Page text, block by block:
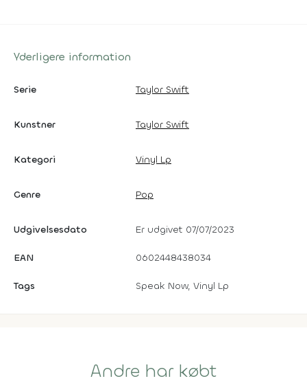
Yderligere information
Serie Taylor Swift
Kunstner Taylor Swift
Kategori Vinyl Lp
Genre Pop
Udgivelsesdato Er udgivet 07/07/2023
EAN 0602448438034
Tags Speak Now, Vinyl Lp
Andre har købt